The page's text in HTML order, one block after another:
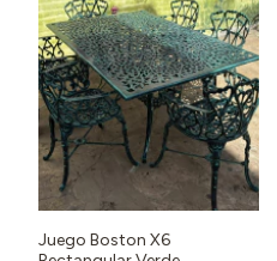
Juego Boston X6